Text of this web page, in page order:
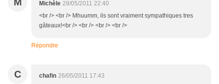
Michèle 28/05/2011 22:40
<br /> <br /> Mhuumm, ils sont vraiment sympathiques tres
gâteaux!<br /> <br /> <br /> <br />
Répondre
C chafin 26/05/2011 17:43